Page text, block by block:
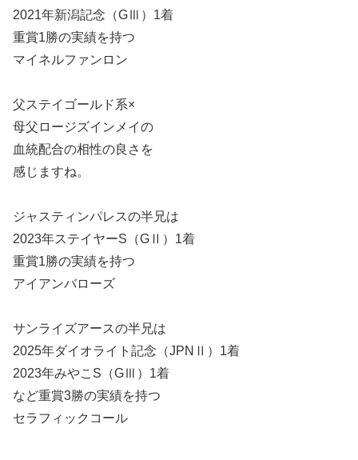
2021年新潟記念（GⅢ）1着
重賞1勝の実績を持つ
マイネルファンロン
父ステイゴールド系×
母父ロージズインメイの
血統配合の相性の良さを
感じますね。
ジャスティンパレスの半兄は
2023年ステイヤーS（GⅡ）1着
重賞1勝の実績を持つ
アイアンバローズ
サンライズアースの半兄は
2025年ダイオライト記念（JPNⅡ）1着
2023年みやこS（GⅢ）1着
など重賞3勝の実績を持つ
セラフィックコール